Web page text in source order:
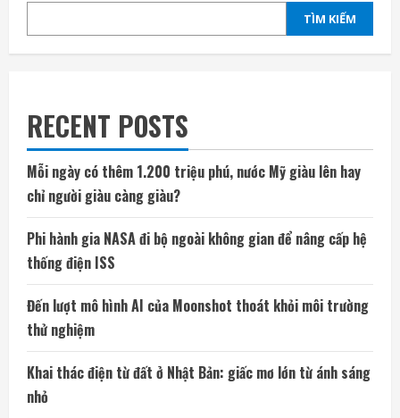
TÌM KIẾM
RECENT POSTS
Mỗi ngày có thêm 1.200 triệu phú, nước Mỹ giàu lên hay
chỉ người giàu càng giàu?
Phi hành gia NASA đi bộ ngoài không gian để nâng cấp hệ
thống điện ISS
Đến lượt mô hình AI của Moonshot thoát khỏi môi trường
thử nghiệm
Khai thác điện từ đất ở Nhật Bản: giấc mơ lớn từ ánh sáng
nhỏ